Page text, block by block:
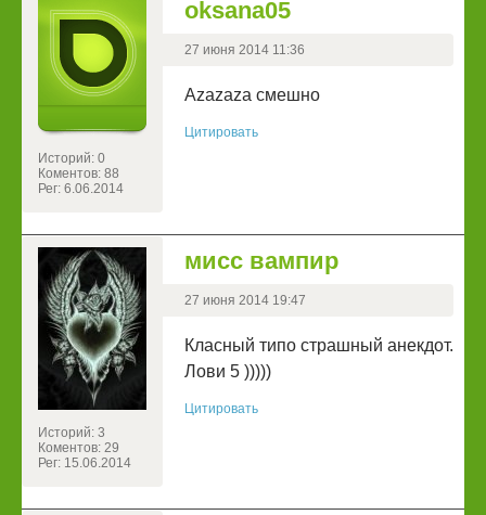
Историй: 0
Коментов: 88
Рег: 6.06.2014
oksana05
27 июня 2014 11:36
Azazaza смешно
Цитировать
Историй: 3
Коментов: 29
Рег: 15.06.2014
мисс вампир
27 июня 2014 19:47
Класный типо страшный анекдот.
Лови 5 )))))
Цитировать